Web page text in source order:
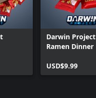
Darwin Project
Ramen Dinner
USD$9.99